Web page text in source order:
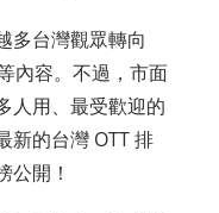
多台灣觀眾轉向
內容。不過，市面
人用、最受歡迎的
新的台灣 OTT 排
公開！